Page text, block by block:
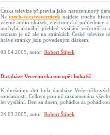
Česka televize připravila jako narozeninový
Naczech-tv.cz/vecernicek najdete trochu
včetně audio ukázek, elektronické pohlednice
nechybí aktuální přehled vysílání večerníčku
seznam je už ale na stránkách České
hrávé stránky jsou povedeným dárkem.
03.04.2005, autor: Robert Štípek
Databáze Vecernicek.com opět bohatší
K dnešnímu dni byla databáze
současnosti. Celkem jsou už zaznamenána
let vysílání. Den za dnem, pohádka za pohádkou.
24.03.2005, autor: Robert Štípek